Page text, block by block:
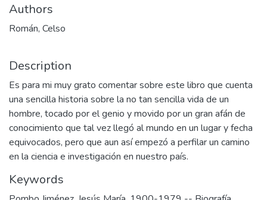
Authors
Román, Celso
Description
Es para mi muy grato comentar sobre este libro que cuenta
una sencilla historia sobre la no tan sencilla vida de un
hombre, tocado por el genio y movido por un gran afán de
conocimiento que tal vez llegó al mundo en un lugar y fecha
equivocados, pero que aun así empezó a perfilar un camino
en la ciencia e investigación en nuestro país.
Keywords